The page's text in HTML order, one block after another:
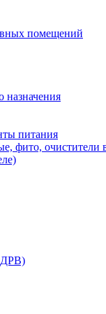
помещений
назначения
питания
фито, очистители
ДРВ)